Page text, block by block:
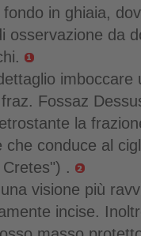
in ghiaia,
osservazione da
Fossaz
la
che conduce al
.
visione più
incise.